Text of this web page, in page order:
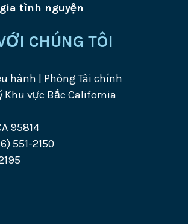
tình nguyện
CHÚNG TÔI
hành | Phòng Tài chính
Khu vực Bắc California
95814
551-2150